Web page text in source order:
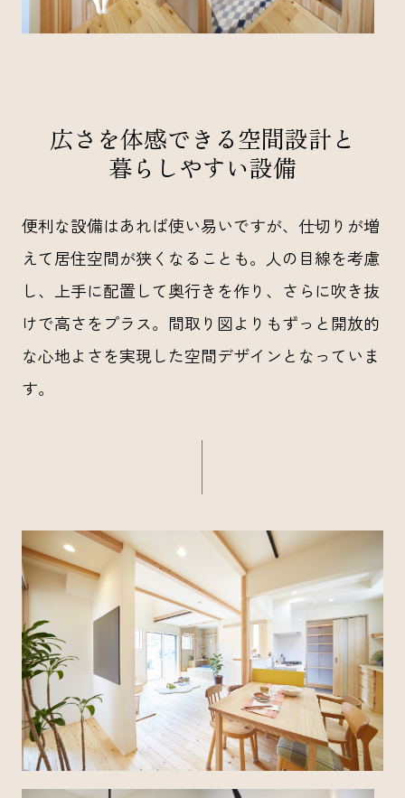
広さを体感できる空間設計と
暮らしやすい設備
便利な設備はあれば使い易いですが、仕切りが増
えて居住空間が狭くなることも。人の目線を考慮
し、上手に配置して奥行きを作り、さらに吹き抜
けで高さをプラス。間取り図よりもずっと開放的
な心地よさを実現した空間デザインとなっていま
す。